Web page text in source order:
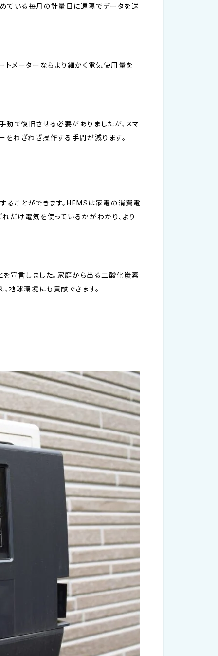
ている毎月の計量日に遠隔でデータを送
トメーターならより細かく電気使用量を
動で復旧させる必要がありましたが、スマ
をわざわざ操作する手間が減ります。
ることができます。HEMSは家電の消費電
だけ電気を使っているかがわかり、より
宣言しました。家庭から出る二酸化炭素
地球環境にも貢献できます。